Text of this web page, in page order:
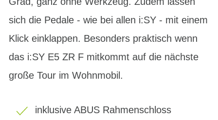
sich die Pedale - wie bei allen i:SY - mit einem
Klick einklappen. Besonders praktisch wenn
das i:SY E5 ZR F mitkommt auf die nächste
große Tour im Wohnmobil.
inklusive ABUS Rahmenschloss